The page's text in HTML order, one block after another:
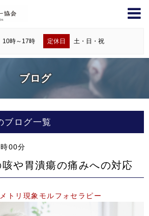
10時～17時 定休日 土・日・祝
ブログ
ブログ一覧
00分
や胃潰瘍の痛みへの対応
トリ現象 モルフォセラピー